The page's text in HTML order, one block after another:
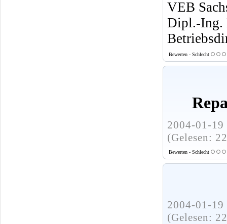
VEB
Dipl.-Ing.
Bewerten - Schlecht
2004-01-
(Gelesen:
Bewerten - Schlecht
2004-01-
(Gelesen: